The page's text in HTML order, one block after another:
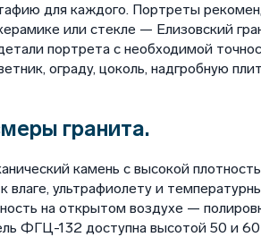
для каждого. Портреты
или стекле — Елизовский
портрета с необходимой
ограду, цоколь, надгробную
гранита.
камень с высокой
влаге, ультрафиолету и
на открытом воздухе —
ФГЦ-132 доступна высотой 50 и